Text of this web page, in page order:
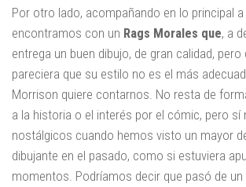
Por otro lado, acompañando en lo principal
encontramos con un Rags Morales que, a
entrega un buen dibujo, de gran calidad, pero
pareciera que su estilo no es el más
Morrison quiere contarnos. No resta de
a la historia o el interés por el cómic, pero sí
nostálgicos cuando hemos visto un mayor
dibujante en el pasado, como si estuviera
momentos. Podríamos decir que pasó de un